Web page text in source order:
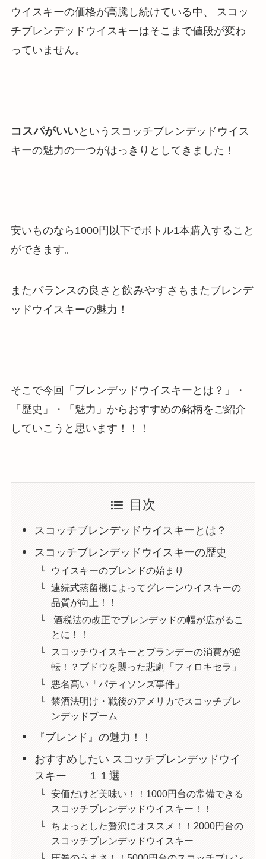
ウイスキーの価格が高騰し続けている中、 スコッ
チブレンデッドウイスキーはそこまで値段が変わ
っていません。
コスパがいいというスコッチブレンデッドウイス
キーの魅力の一つがはっきりとしてきました！
安いものなら1000円以下でボトル1本購入すること
ができます。
またバランスの良さ と 飲みやすさ もまたブレンデ
ッドウイスキーの魅力！
そこで今回「ブレンデッドウイスキーとは？」・
「歴史」・「魅力」からおすすめの銘柄をご紹介
していこうと思います！！！
目次
スコッチブレンデッドウイスキーとは？
スコッチブレンデッドウイスキーの歴史
ウイスキーのブレンドの始まり
連続式蒸留機によってグレーンウイスキーの
品質が向上！！
酒税法の改正でブレンデッドの幅が広がるこ
とに！！
スコッチウイスキーとブランデーの消費が逆
転！？ブドウを襲った悲劇「フィロキセラ」
悪名高い「パティソンズ事件」
禁酒法明け・戦後のアメリカでスコッチブレ
ンデッドブーム
『ブレンド』の魅力！！
おすすめしたい スコッチブレンデッドウイ
スキー １１選
安価だけど美味い！！1000円台の常備できる
スコッチブレンデッドウイスキー！！
ちょっとした贅沢にオススメ！！2000円台の
スコッチブレンデッドウイスキー